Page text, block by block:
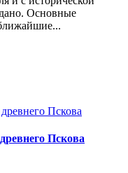
Основные
Пскова